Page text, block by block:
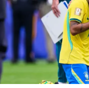
ФУТЗАЛ
ІНШІ
БУКМЕКЕРИ